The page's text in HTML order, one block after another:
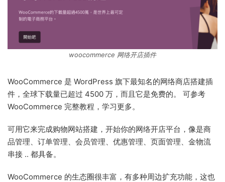
woocommerce 网络开店插件
WooCommerce 是 WordPress 旗下最知名的网络商店搭建插
件，全球下载量已超过 4500 万，而且它是免费的。 可参考
WooCommerce 完整教程，学习更多。
可用它来完成购物网站搭建，开始你的网络开店平台，像是商
品管理、订单管理、会员管理、优惠管理、页面管理、金物流
串接 .. 都具备。
WooCommerce 的生态圈很丰富，有多种周边扩充功能，这也